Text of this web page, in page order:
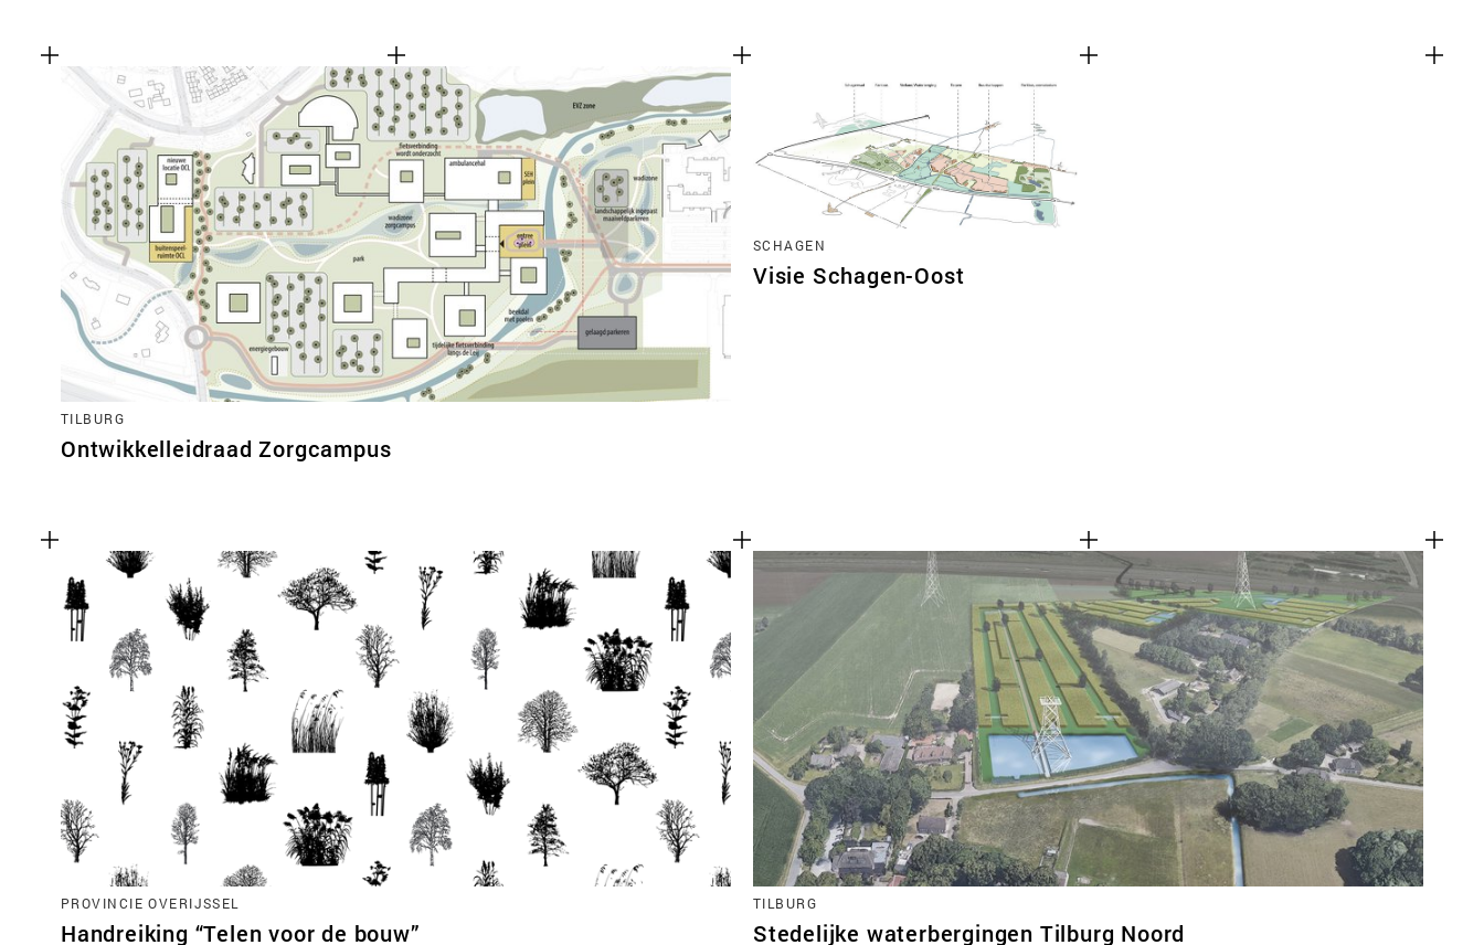
TILBURG
Ontwikkelleidraad Zorgcampus
SCHAGEN
Visie Schagen-Oost
PROVINCIE OVERIJSSEL
Handreiking “Telen voor de bouw”
TILBURG
Stedelijke waterbergingen Tilburg Noord